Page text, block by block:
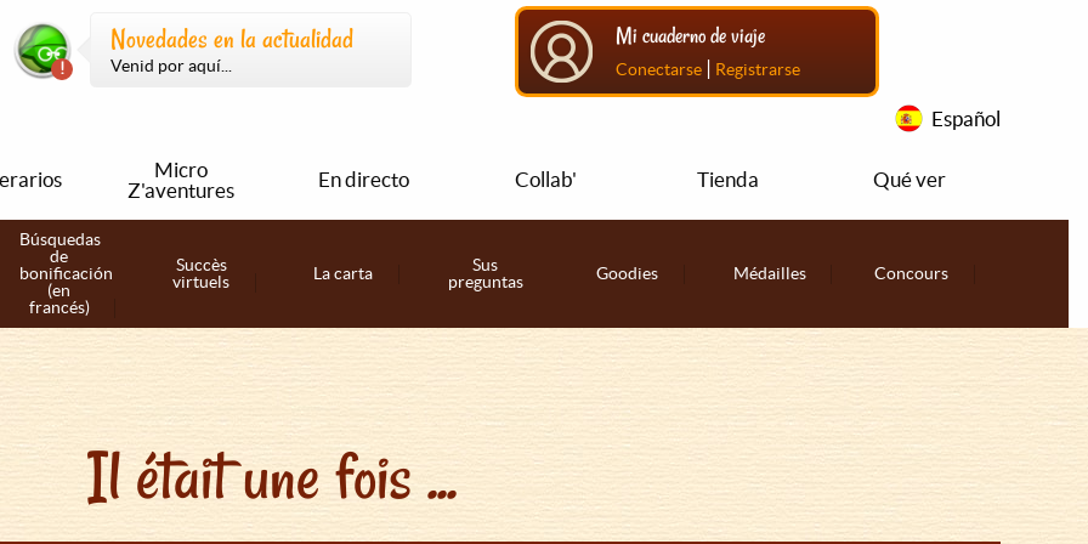
Novedades en la actualidad
Venid por aquí...
Mi cuaderno de viaje
Conectarse | Registrarse
Español
Micro
Z'aventures
En directo Collab' Tienda Qué ver
Búsquedas
de
bonificación
(en
francés)
Succès
virtuels
La carta
Sus
preguntas
Goodies Médailles Concours
Il était une fois ...